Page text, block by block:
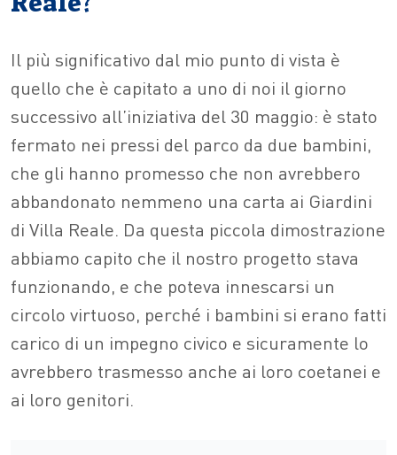
Il più significativo dal mio punto di vista è
quello che è capitato a uno di noi il giorno
successivo all’iniziativa del 30 maggio: è stato
fermato nei pressi del parco da due bambini,
che gli hanno promesso che non avrebbero
abbandonato nemmeno una carta ai Giardini
di Villa Reale. Da questa piccola dimostrazione
abbiamo capito che il nostro progetto stava
funzionando, e che poteva innescarsi un
circolo virtuoso, perché i bambini si erano fatti
carico di un impegno civico e sicuramente lo
avrebbero trasmesso anche ai loro coetanei e
ai loro genitori.